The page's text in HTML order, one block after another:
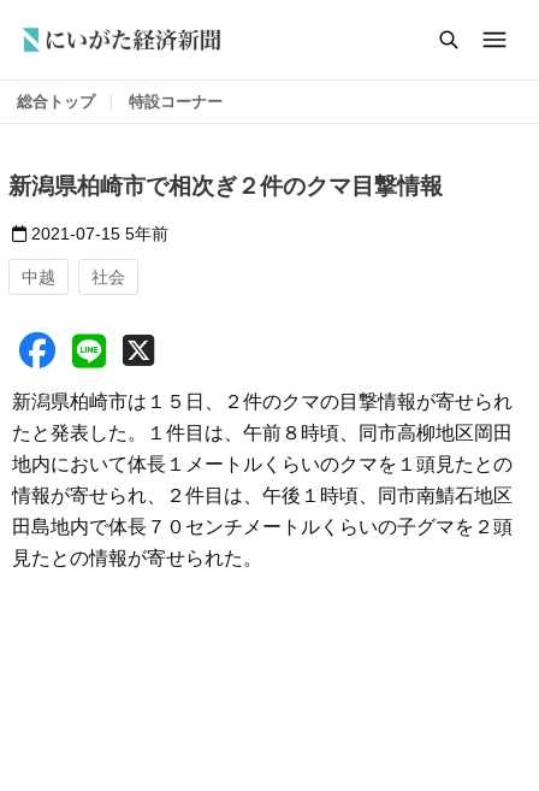
総合トップ 特設コーナー
新潟県柏崎市で相次ぎ２件のクマ目撃情報
2021-07-15 5年前
中越 社会
新潟県柏崎市は１５日、２件のクマの目撃情報が寄せられ
たと発表した。１件目は、午前８時頃、同市高柳地区岡田
地内において体長１メートルくらいのクマを１頭見たとの
情報が寄せられ、２件目は、午後１時頃、同市南鯖石地区
田島地内で体長７０センチメートルくらいの子グマを２頭
見たとの情報が寄せられた。